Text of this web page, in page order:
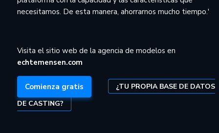
necesitamos. De esta manera, ahorrarnos mucho tiempo.'
Visita el sitio web de la agencia de modelos en
echtemensen.com
Comienza gratis
¿TU PROPIA BASE DE DATOS
DE CASTING?